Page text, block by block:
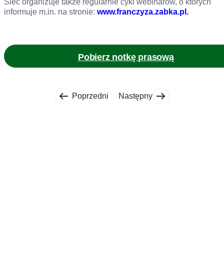
Sieć organizuje także regularnie cykl webinarów, o których
informuje m.in. na stronie: www.franczyza.zabka.pl.
Pobierz notkę prasową
Poprzedni Następny